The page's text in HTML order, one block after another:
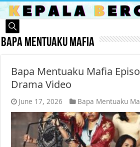
Bapa Mentuaku Mafia
Bapa Mentuaku Mafia
Drama Video
June 17, 2026 Bapa Mentuaku